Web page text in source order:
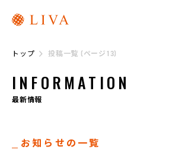
ト
ッ
に
つ
い
サ
トップ 投稿一覧 (ページ13)
INFORMATION
最新情報
お知らせの一覧